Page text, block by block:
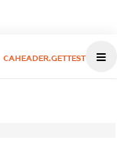
CAHEADER.GETTEST